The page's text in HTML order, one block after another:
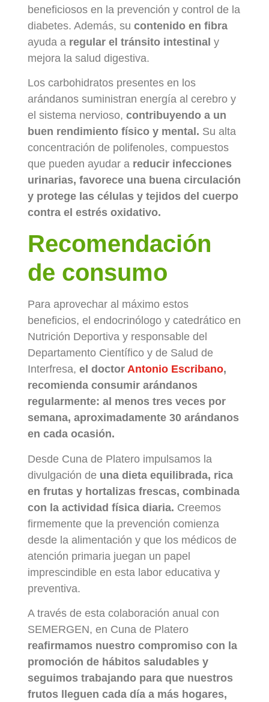
beneficiosos en la prevención y control de la
diabetes. Además, su contenido en fibra
ayuda a regular el tránsito intestinal y
mejora la salud digestiva.
Los carbohidratos presentes en los
arándanos suministran energía al cerebro y
el sistema nervioso, contribuyendo a un
buen rendimiento físico y mental. Su alta
concentración de polifenoles, compuestos
que pueden ayudar a reducir infecciones
urinarias, favorece una buena circulación
y protege las células y tejidos del cuerpo
contra el estrés oxidativo.
Recomendación
de consumo
Para aprovechar al máximo estos
beneficios, el endocrinólogo y catedrático en
Nutrición Deportiva y responsable del
Departamento Científico y de Salud de
Interfresa, el doctor Antonio Escribano,
recomienda consumir arándanos
regularmente: al menos tres veces por
semana, aproximadamente 30 arándanos
en cada ocasión.
Desde Cuna de Platero impulsamos la
divulgación de una dieta equilibrada, rica
en frutas y hortalizas frescas, combinada
con la actividad física diaria. Creemos
firmemente que la prevención comienza
desde la alimentación y que los médicos de
atención primaria juegan un papel
imprescindible en esta labor educativa y
preventiva.
A través de esta colaboración anual con
SEMERGEN, en Cuna de Platero
reafirmamos nuestro compromiso con la
promoción de hábitos saludables y
seguimos trabajando para que nuestros
frutos lleguen cada día a más hogares,